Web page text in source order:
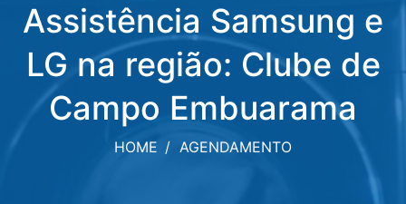
Assistência Samsung e
LG na região: Clube de
Campo Embuarama
HOME AGENDAMENTO